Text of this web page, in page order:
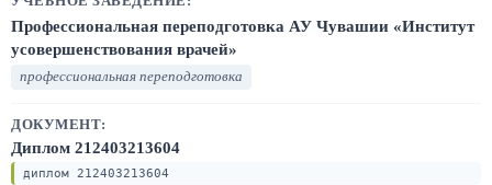
Профессиональная переподготовка АУ Чувашии «Институт
усовершенствования врачей»
профессиональная переподготовка
Диплом 212403213604
диплом 212403213604